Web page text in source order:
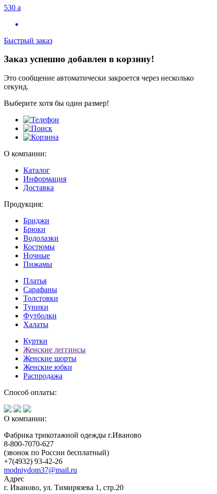
530 a
Быстрый заказ
Заказ успешно добавлен в корзину!
Это сообщение автоматически закроется через несколько
секунд.
Выберите хотя бы один размер!
О компании:
Каталог
Информация
Доставка
Продукция:
Бриджи
Брюки
Водолазки
Костюмы
Ночные
Пижамы
Платья
Сарафаны
Толстовки
Туники
Футболки
Халаты
Куртки
Женские леггинсы
Женские шорты
Женские юбки
Распродажа
Способ оплаты:
О компании:
Фабрика трикотажной одежды г.Иваново
8-800-7070-627
(звонок по России бесплатный)
+7(4932) 93-42-26
modniydom37@mail.ru
Адрес
г. Иваново, ул. Тимирязева 1, стр.20